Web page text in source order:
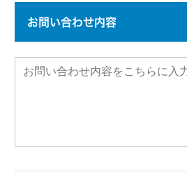
お問い合わせ内容